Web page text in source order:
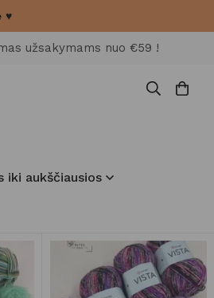
♥
užsakymams nuo €59 !
iki aukščiausios